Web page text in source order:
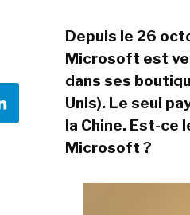
Depuis le 26
Microsoft est
dans ses
Unis). Le seul
la Chine. Est-ce
Microsoft ?